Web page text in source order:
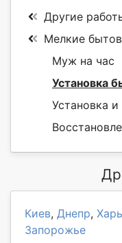
Другие
Мелкие
Муж на час
Установка
Установка
Киев, Днепр,
Запорожье